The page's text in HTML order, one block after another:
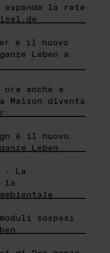
espande la rete
è il nuovo
Leben a
ora anche a
Maison diventa
è il nuovo
Leben
- La
la
sospesi